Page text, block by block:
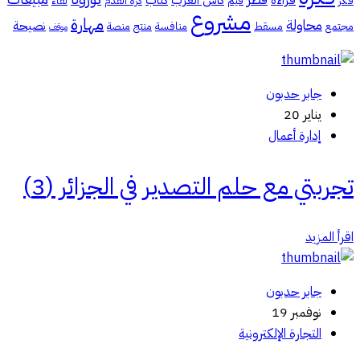
مجتمع محاولة مسقط مشروع منافسة منتج منصة مهارة موقف نصيحة
جابر حدبون
يناير 20
إدارة أعمال
تجربتي مع حلم التصدير في الجزائر (3)
اقرأ المزيد
جابر حدبون
نوفمبر 19
التجارة الإلكترونية